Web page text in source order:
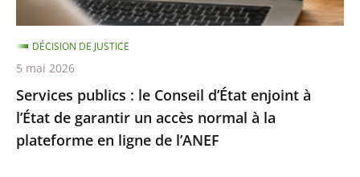
l’État
de
garantir
un
accès
normal
à
Services publics : le Conseil d’État enjoint à
l’État de garantir un accès normal à la
plateforme en ligne de l’ANEF
DÉCISION DE JUSTICE
5 mai 2026